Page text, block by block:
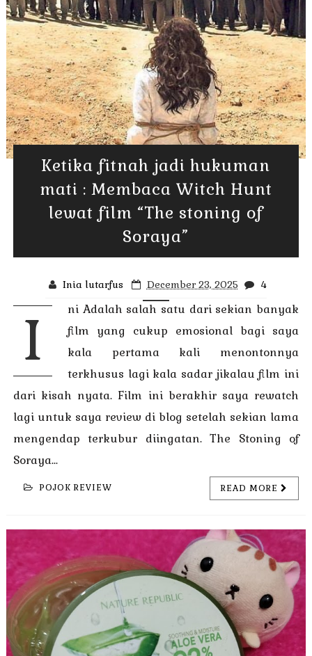
Ketika fitnah jadi hukuman
mati : Membaca Witch Hunt
lewat film “The stoning of
Soraya”
Inia lutarfus December 23, 2025 4
I
ni Adalah salah satu dari sekian banyak
film yang cukup emosional bagi saya
kala pertama kali menontonnya
terkhusus lagi kala sadar jikalau film ini
dari kisah nyata. Film ini berakhir saya rewatch
lagi untuk saya review di blog setelah sekian lama
mengendap terkubur diingatan. The Stoning of
Soraya...
POJOK REVIEW READ MORE